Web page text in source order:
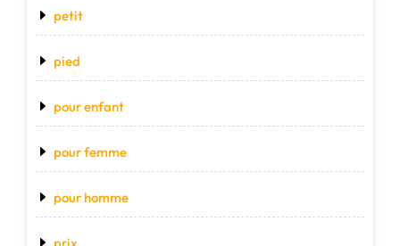
petit
pied
pour enfant
pour femme
pour homme
prix